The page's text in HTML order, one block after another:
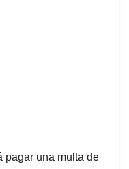
pagar una multa de